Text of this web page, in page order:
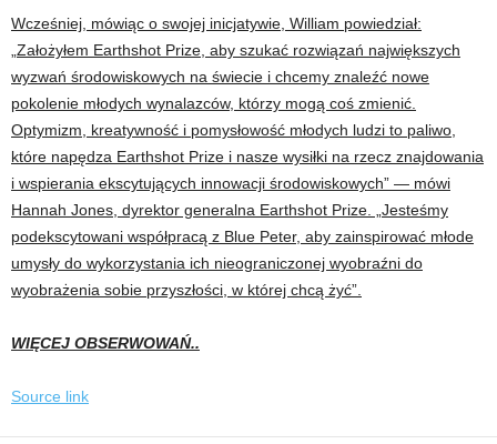
Wcześniej, mówiąc o swojej inicjatywie, William powiedział:
„Założyłem Earthshot Prize, aby szukać rozwiązań największych
wyzwań środowiskowych na świecie i chcemy znaleźć nowe
pokolenie młodych wynalazców, którzy mogą coś zmienić.
Optymizm, kreatywność i pomysłowość młodych ludzi to paliwo,
które napędza Earthshot Prize i nasze wysiłki na rzecz znajdowania
i wspierania ekscytujących innowacji środowiskowych” — mówi
Hannah Jones, dyrektor generalna Earthshot Prize. „Jesteśmy
podekscytowani współpracą z Blue Peter, aby zainspirować młode
umysły do ​​wykorzystania ich nieograniczonej wyobraźni do
wyobrażenia sobie przyszłości, w której chcą żyć”.
WIĘCEJ OBSERWOWAŃ..
Source link